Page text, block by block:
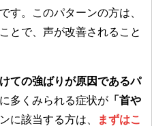
す。このパターンの方は、
とで、声が改善されること
ての強ばりが原因であるパ
多くみられる症状が 「首や
に該当する方は、
まずはこ